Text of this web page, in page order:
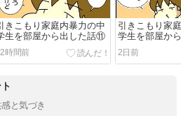
きこもり家庭内暴力の中
生を部屋から出した話⑪
時間前
引きこもり家
学生を部屋か
2日前
と気づき